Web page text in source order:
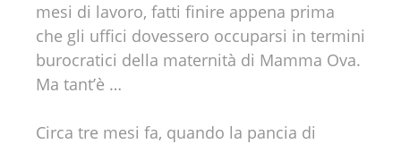
mesi di lavoro, fatti finire appena prima
che gli uffici dovessero occuparsi in termini
burocratici della maternità di Mamma Ova.
Ma tant’è …
Circa tre mesi fa, quando la pancia di